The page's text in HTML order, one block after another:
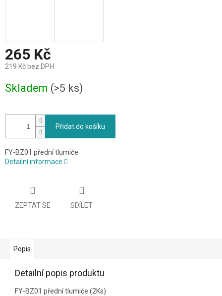
265 Kč
219 Kč bez DPH
cena:
Skladem (>5 ks)
Přidat do košíku
FY-BZ01 přední tlumiče
Detailní informace
ZEPTAT SE SDÍLET
Popis
Detailní popis produktu
FY-BZ01 přední tlumiče (2Ks)